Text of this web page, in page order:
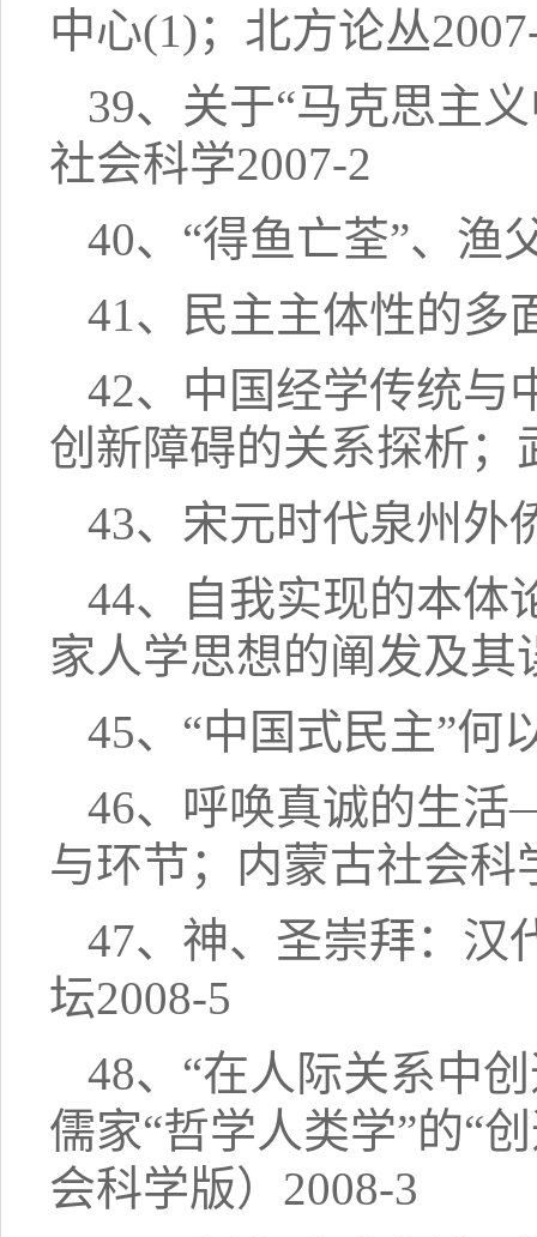
中心(1)；北方论丛
39、关于“马克思主
社会科学2007-2
40、“得鱼亡荃”、渔
41、民主主体性的多
42、中国经学传统
创新障碍的关系探析；
43、宋元时代泉州外
44、自我实现的本
家人学思想的阐发及其
45、“中国式民主”何
46、呼唤真诚的生
与环节；内蒙古社会科
47、神、圣崇拜：汉
坛2008-5
48、“在人际关系中
儒家“哲学人类学”的“
会科学版）2008-3